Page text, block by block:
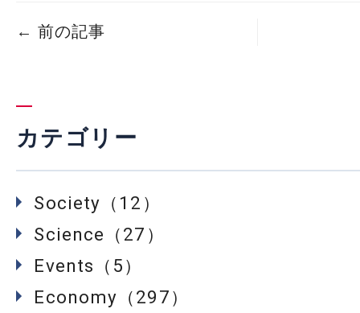
← 前の記事
カテゴリー
Society（12）
Science（27）
Events（5）
Economy（297）